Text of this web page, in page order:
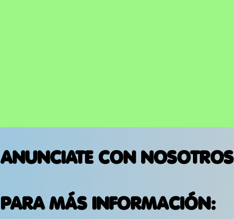
ANUNCIATE CON NOSOTROS
PARA MÁS INFORMACIÓN: